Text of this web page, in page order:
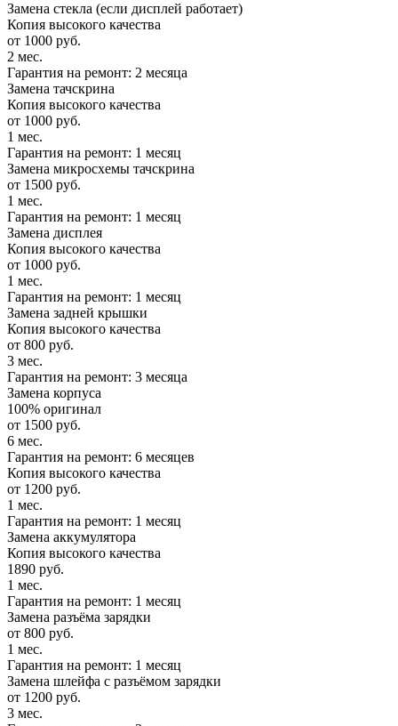
Замена стекла (если дисплей работает)
Копия высокого качества
от 1000 руб.
2 мес.
Гарантия на ремонт: 2 месяца
Замена тачскрина
Копия высокого качества
от 1000 руб.
1 мес.
Гарантия на ремонт: 1 месяц
Замена микросхемы тачскрина
от 1500 руб.
1 мес.
Гарантия на ремонт: 1 месяц
Замена дисплея
Копия высокого качества
от 1000 руб.
1 мес.
Гарантия на ремонт: 1 месяц
Замена задней крышки
Копия высокого качества
от 800 руб.
3 мес.
Гарантия на ремонт: 3 месяца
Замена корпуса
100% оригинал
от 1500 руб.
6 мес.
Гарантия на ремонт: 6 месяцев
Копия высокого качества
от 1200 руб.
1 мес.
Гарантия на ремонт: 1 месяц
Замена аккумулятора
Копия высокого качества
1890 руб.
1 мес.
Гарантия на ремонт: 1 месяц
Замена разъёма зарядки
от 800 руб.
1 мес.
Гарантия на ремонт: 1 месяц
Замена шлейфа с разъёмом зарядки
от 1200 руб.
3 мес.